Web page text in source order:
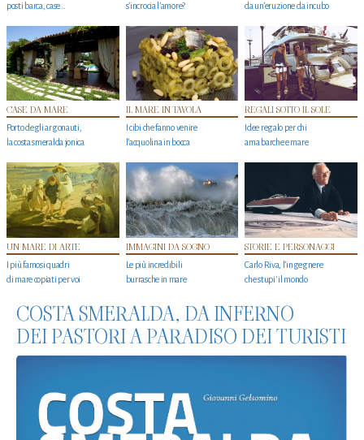
posti barca, case…
s'incrocia l’amore?
da un’eruzione da incubo
CASE DA MARE
Porto degli argonauti,
la costa smeralda jonica
IL MARE IN TAVOLA
I cibi che fanno venire
l’acquolina in bocca
REGALI SOTTO IL SOLE
Idee regalo per chi
ama barche e mare
UN MARE DI ARTE
I più famosi quadri
di mare copiati per voi
IMMAGINI DA SOGNO
Le più incredibili
burrasche in mare
STORIE E PERSONAGGI
Carlo Riva, l’ingegnere
che stupi' il mondo
COSTA SMERALDA, DA INFERNO
DEI PASTORI A PARADISO DEI TURISTI